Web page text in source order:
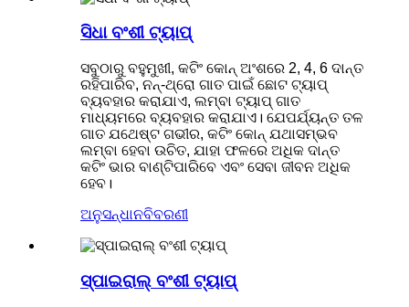
ସିଧା ବଂଶୀ ଟ୍ୟାପ୍
ସବୁଠାରୁ ବହୁମୁଖୀ, କଟିଂ କୋନ୍ ଅଂଶରେ 2, 4, 6 ଦାନ୍ତ
ରହିପାରିବ, ନନ୍-ଥ୍ରୋ ଗାତ ପାଇଁ ଛୋଟ ଟ୍ୟାପ୍
ବ୍ୟବହାର କରାଯାଏ, ଲମ୍ବା ଟ୍ୟାପ୍ ଗାତ
ମାଧ୍ୟମରେ ବ୍ୟବହାର କରାଯାଏ। ଯେପର୍ଯ୍ୟନ୍ତ ତଳ
ଗାତ ଯଥେଷ୍ଟ ଗଭୀର, କଟିଂ କୋନ୍ ଯଥାସମ୍ଭବ
ଲମ୍ବା ହେବା ଉଚିତ, ଯାହା ଫଳରେ ଅଧିକ ଦାନ୍ତ
କଟିଂ ଭାର ବାଣ୍ଟିପାରିବେ ଏବଂ ସେବା ଜୀବନ ଅଧିକ
ହେବ।
ଅନୁସନ୍ଧାନବିବରଣୀ
ସ୍ପାଇରାଲ୍ ବଂଶୀ ଟ୍ୟାପ୍